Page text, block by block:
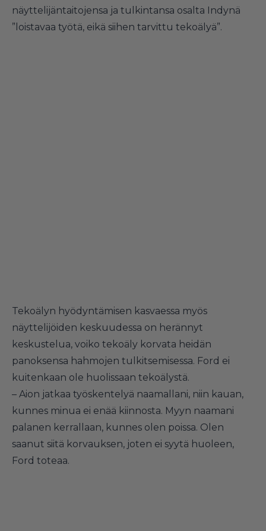
näyttelijäntaitojensa ja tulkintansa osalta Indynä
”loistavaa työtä, eikä siihen tarvittu tekoälyä”.
Tekoälyn hyödyntämisen kasvaessa myös
näyttelijöiden keskuudessa on herännyt
keskustelua, voiko tekoäly korvata heidän
panoksensa hahmojen tulkitsemisessa. Ford ei
kuitenkaan ole huolissaan tekoälystä.
– Aion jatkaa työskentelyä naamallani, niin kauan,
kunnes minua ei enää kiinnosta. Myyn naamani
palanen kerrallaan, kunnes olen poissa. Olen
saanut siitä korvauksen, joten ei syytä huoleen,
Ford toteaa.